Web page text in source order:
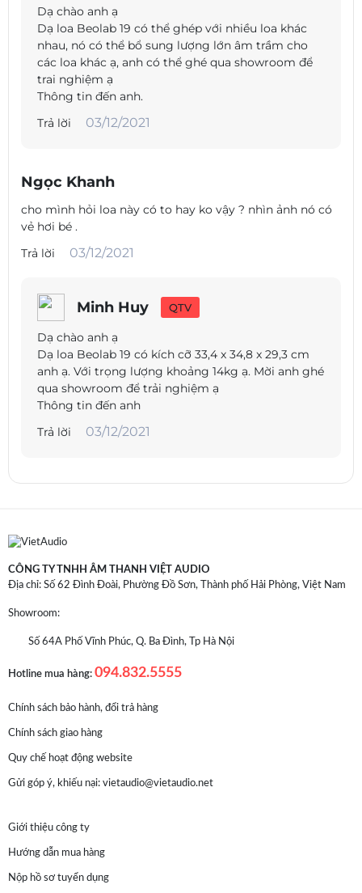
Dạ chào anh ạ
Dạ loa Beolab 19 có thể ghép với nhiều loa khác
nhau, nó có thể bổ sung lượng lớn âm trầm cho
các loa khác ạ, anh có thể ghé qua showroom để
trai nghiệm ạ
Thông tin đến anh.
Trả lời
03/12/2021
Ngọc Khanh
cho mình hỏi loa này có to hay ko vậy ? nhìn ảnh nó có
vẻ hơi bé .
Trả lời
03/12/2021
Minh Huy QTV
Dạ chào anh ạ
Dạ loa Beolab 19 có kích cỡ 33,4 x 34,8 x 29,3 cm
anh ạ. Với trọng lượng khoảng 14kg ạ. Mời anh ghé
qua showroom để trải nghiệm ạ
Thông tin đến anh
Trả lời
03/12/2021
CÔNG TY TNHH ÂM THANH VIỆT AUDIO
Địa chỉ: Số 62 Đình Đoài, Phường Đồ Sơn, Thành phố Hải Phòng, Việt Nam
Showroom:
Số 64A Phố Vĩnh Phúc, Q. Ba Đình, Tp Hà Nội
Hotline mua hàng: 094.832.5555
Chính sách bảo hành, đổi trả hàng
Chính sách giao hàng
Quy chế hoạt động website
Gửi góp ý, khiếu nại: vietaudio@vietaudio.net
Giới thiệu công ty
Hướng dẫn mua hàng
Nộp hồ sơ tuyển dụng